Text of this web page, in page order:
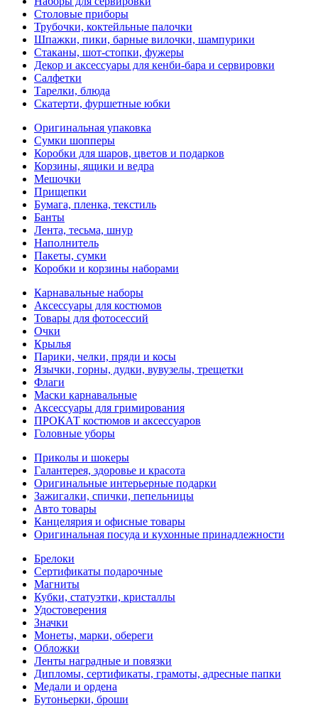
Столовые приборы
Трубочки, коктейльные палочки
Шпажки, пики, барные вилочки, шампурики
Стаканы, шот-стопки, фужеры
Декор и аксессуары для кенби-бара и сервировки
Салфетки
Тарелки, блюда
Скатерти, фуршетные юбки
Оригинальная упаковка
Сумки шопперы
Коробки для шаров, цветов и подарков
Корзины, ящики и ведра
Мешочки
Прищепки
Бумага, пленка, текстиль
Банты
Лента, тесьма, шнур
Наполнитель
Пакеты, сумки
Коробки и корзины наборами
Карнавальные наборы
Аксессуары для костюмов
Товары для фотосессий
Очки
Крылья
Парики, челки, пряди и косы
Язычки, горны, дудки, вувузелы, трещетки
Флаги
Маски карнавальные
Аксессуары для гримирования
ПРОКАТ костюмов и аксессуаров
Головные уборы
Приколы и шокеры
Галантерея, здоровье и красота
Оригинальные интерьерные подарки
Зажигалки, спички, пепельницы
Авто товары
Канцелярия и офисные товары
Оригинальная посуда и кухонные принадлежности
Брелоки
Сертификаты подарочные
Магниты
Кубки, статуэтки, кристаллы
Удостоверения
Значки
Монеты, марки, обереги
Обложки
Ленты наградные и повязки
Дипломы, сертификаты, грамоты, адресные папки
Медали и ордена
Бутоньерки, броши